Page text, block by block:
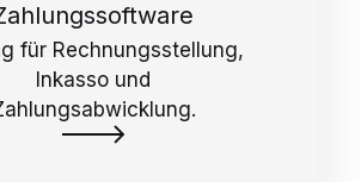
für Rechnungsstellung,
Inkasso und